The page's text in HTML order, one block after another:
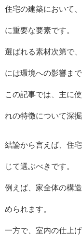
住宅の建築において
に重要な要素です。
選ばれる素材次第で
には環境への影響ま
この記事では、主に
れの特徴について深
結論から言えば、住
じて選ぶべきです。
例えば、家全体の構
められます。
一方で、室内の仕上